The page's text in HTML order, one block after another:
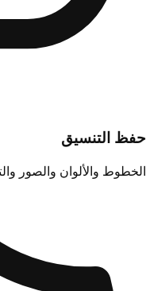
حفظ التنسيق
الخطوط والألوان والصور